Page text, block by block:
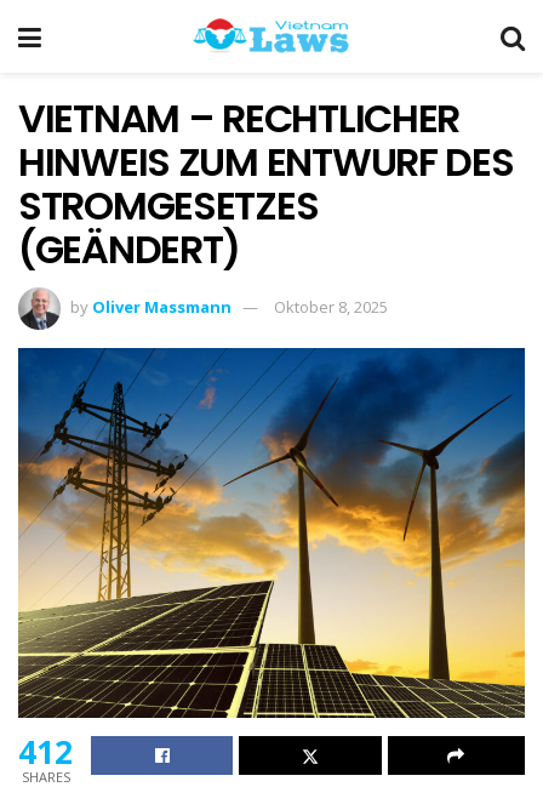
VIETNAM – RECHTLICHER
HINWEIS ZUM ENTWURF DES
STROMGESETZES
(GEÄNDERT)
by Oliver Massmann Oktober 8, 2025
412
SHARES